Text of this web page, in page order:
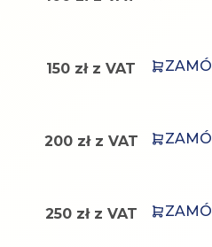
150 zł z VAT
200 zł z VAT
250 zł z VAT